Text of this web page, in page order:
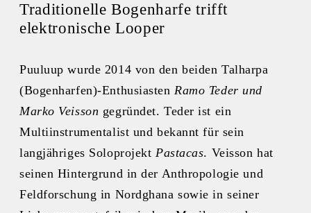
Traditionelle Bogenharfe trifft
elektronische Looper
Puuluup wurde 2014 von den beiden Talharpa
(Bogenharfen)-Enthusiasten Ramo Teder und
Marko Veisson gegründet. Teder ist ein
Multiinstrumentalist und bekannt für sein
langjähriges Soloprojekt Pastacas. Veisson hat
seinen Hintergrund in der Anthropologie und
Feldforschung in Nordghana sowie in seiner